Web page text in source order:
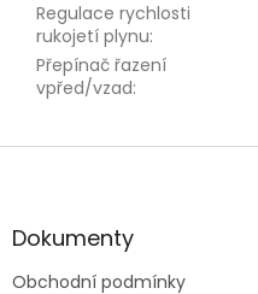
Regulace rychlosti
rukojetí plynu:
Přepínač řazení
vpřed/vzad:
Z
aDokumenty
Obchodní podmínky